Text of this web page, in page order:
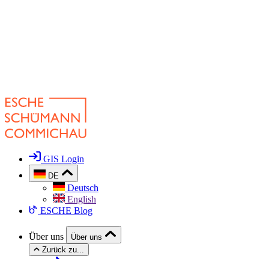
GIS Login
DE
Deutsch
English
ESCHE Blog
Über uns
Über uns
Zurück zu...